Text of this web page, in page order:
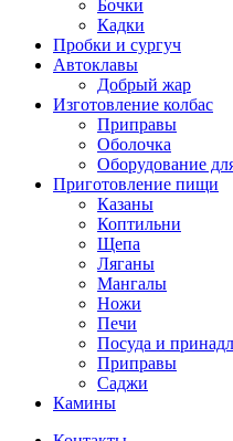
Бочки
Кадки
Пробки и сургуч
Автоклавы
Добрый жар
Изготовление колбас
Приправы
Оболочка
Оборудование
Приготовление пищи
Казаны
Коптильни
Щепа
Ляганы
Мангалы
Ножи
Печи
Посуда и
Приправы
Саджи
Камины